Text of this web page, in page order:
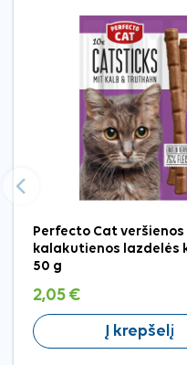
Perfecto Cat veršienos
kalakutienos lazdelės
50 g
2,05 €
Į krepšelį
Ankstesnis